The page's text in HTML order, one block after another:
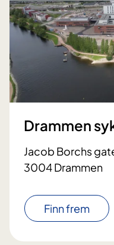
Drammen
Jacob Borchs
3004 Drammen
Finn frem